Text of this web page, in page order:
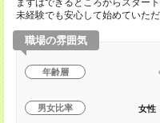
まずはできるところからスター
未経験でも安心して始めていただ
職場の雰囲気
年齢層
男女比率 女性